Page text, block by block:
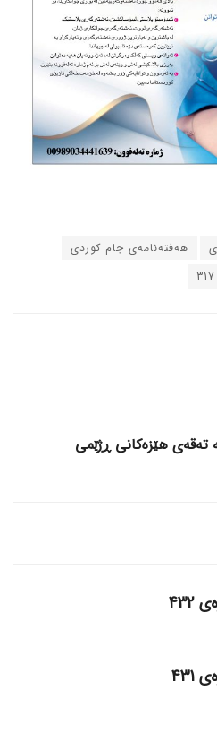
هەفتەنامەی جام کوردی
تەقەی هێزەکانی ڕژێمی